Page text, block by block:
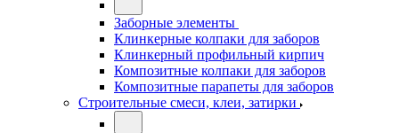
Заборные элементы
Клинкерные колпаки для заборов
Клинкерный профильный кирпич
Композитные колпаки для заборов
Композитные парапеты для заборов
Строительные смеси, клеи, затирки